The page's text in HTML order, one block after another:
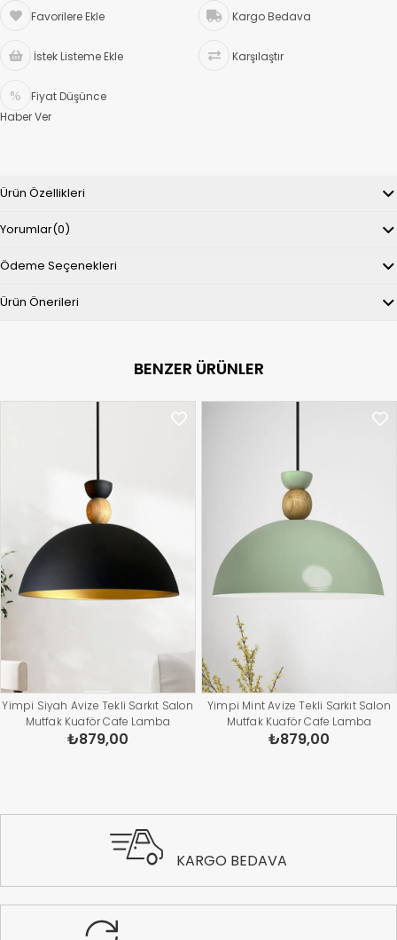
Favorilere Ekle Kargo Bedava
İstek Listeme Ekle Karşılaştır
Fiyat Düşünce
Haber Ver
Ürün Özellikleri
Yorumlar(0)
Ödeme Seçenekleri
Ürün Önerileri
BENZER ÜRÜNLER
Yimpi Siyah Avize Tekli Sarkıt Salon
Mutfak Kuaför Cafe Lamba
Dekoratif Aydınlatma Pastane
₺879,00
Yimpi Mint Avize Tekli Sarkıt Salon
Mutfak Kuaför Cafe Lamba
Dekoratif Aydınlatma Pastane
₺879,00
KARGO BEDAVA